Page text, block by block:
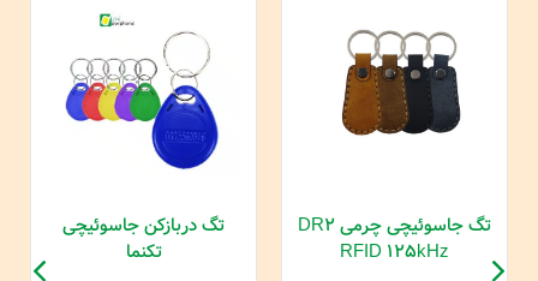
تگ جاسوئیچی چرمی DR2
RFID 125kHz
تگ دربازکن جاسوئیچی
تکنما